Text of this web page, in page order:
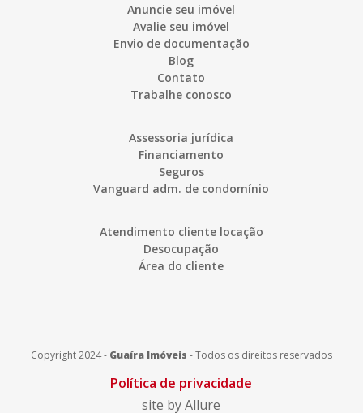
Anuncie seu imóvel
Avalie seu imóvel
Envio de documentação
Blog
Contato
Trabalhe conosco
Assessoria jurídica
Financiamento
Seguros
Vanguard adm. de condomínio
Atendimento cliente locação
Desocupação
Área do cliente
Copyright 2024 - Guaíra Imóveis -Todos os direitos reservados
Política de privacidade
site by Allure